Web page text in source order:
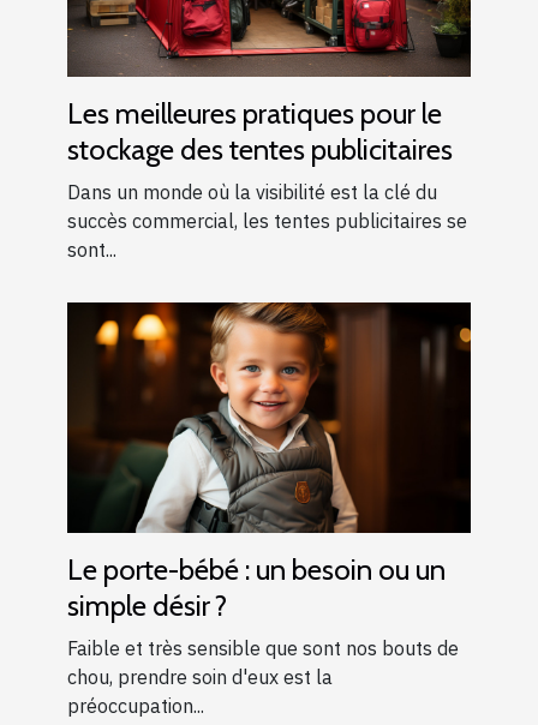
Les meilleures pratiques pour le
stockage des tentes publicitaires
Dans un monde où la visibilité est la clé du
succès commercial, les tentes publicitaires se
sont...
Le porte-bébé : un besoin ou un
simple désir ?
Faible et très sensible que sont nos bouts de
chou, prendre soin d'eux est la
préoccupation...